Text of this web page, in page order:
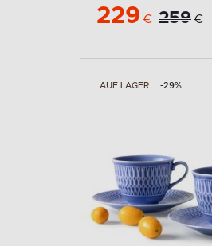
229 € 259 €
AUF LAGER -29%